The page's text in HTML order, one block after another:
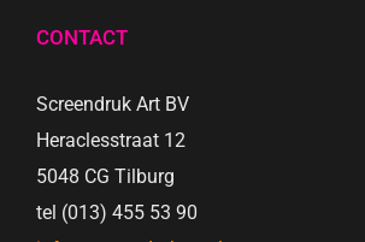
CONTACT
Screendruk Art BV
Heraclesstraat 12
5048 CG Tilburg
tel (013) 455 53 90